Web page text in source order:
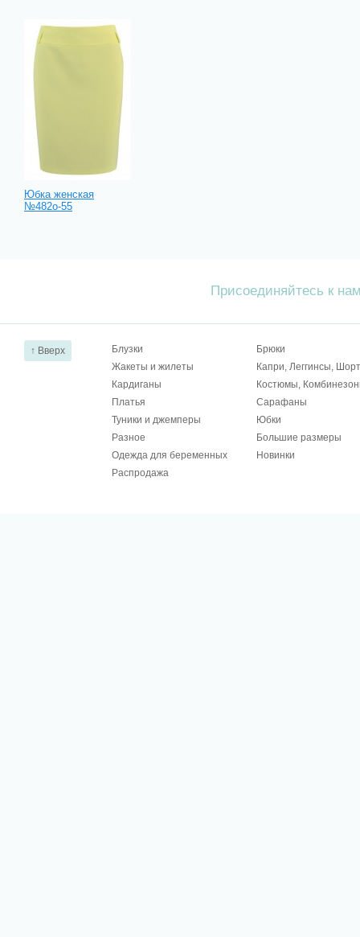
Юбка женская
№482о-55
Присоединяйтесь к
↑ Вверх Блузки
Брюки
Жакеты и жилеты
Капри, Леггинсы,
Кардиганы
Костюмы,
Платья
Сарафаны
Туники и джемперы
Юбки
Разное
Большие размеры
Одежда для беременных
Новинки
Распродажа